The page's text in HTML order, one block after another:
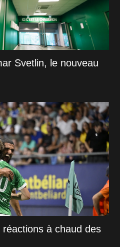
Svetlin, le nouveau
à chaud des